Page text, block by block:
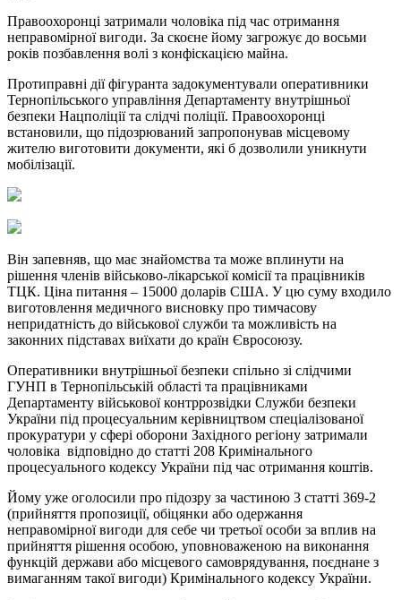
Правоохоронці затримали чоловіка під час отримання
неправомірної вигоди. За скоєне йому загрожує до восьми
років позбавлення волі з конфіскацією майна.
Протиправні дії фігуранта задокументували оперативники
Тернопільського управління Департаменту внутрішньої
безпеки Нацполіції та слідчі поліції. Правоохоронці
встановили, що підозрюваний запропонував місцевому
жителю виготовити документи, які б дозволили уникнути
мобілізації.
Він запевняв, що має знайомства та може вплинути на
рішення членів військово-лікарської комісії та працівників
ТЦК. Ціна питання – 15000 доларів США. У цю суму входило
виготовлення медичного висновку про тимчасову
непридатність до військової служби та можливість на
законних підставах виїхати до країн Євросоюзу.
Оперативники внутрішньої безпеки спільно зі слідчими
ГУНП в Тернопільській області та працівниками
Департаменту військової контррозвідки Служби безпеки
України під процесуальним керівництвом спеціалізованої
прокуратури у сфері оборони Західного регіону затримали
чоловіка відповідно до статті 208 Кримінального
процесуального кодексу України під час отримання коштів.
Йому уже оголосили про підозру за частиною 3 статті 369-2
(прийняття пропозиції, обіцянки або одержання
неправомірної вигоди для себе чи третьої особи за вплив на
прийняття рішення особою, уповноваженою на виконання
функцій держави або місцевого самоврядування, поєднане з
вимаганням такої вигоди) Кримінального кодексу України.